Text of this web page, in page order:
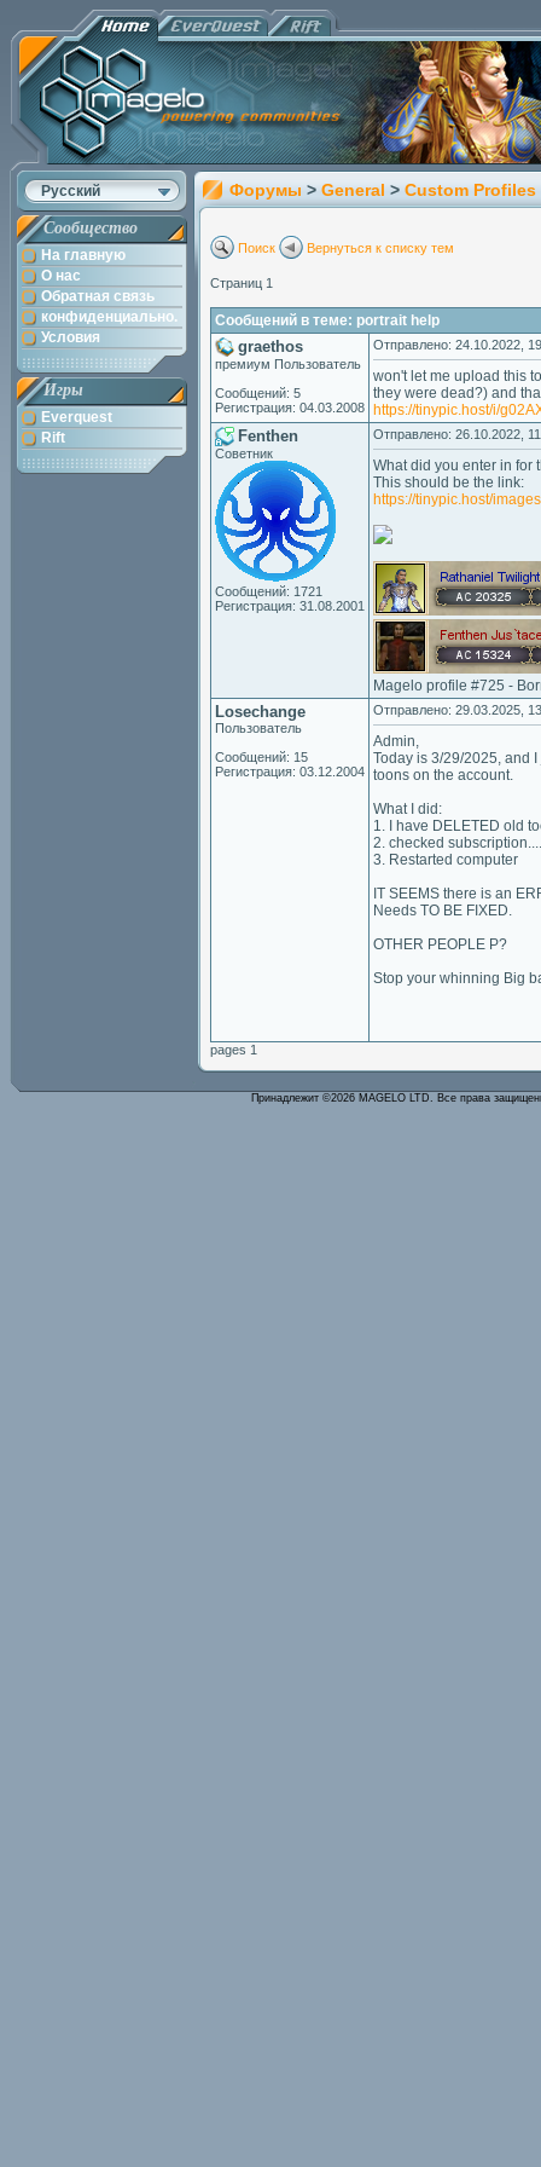
Русский
Сообщество
На главную
О нас
Обратная связь
конфиденциально.
Условия
Игры
Everquest
Rift
Форумы > General > Custom Profiles
Поиск Вернуться к списку тем
Страниц 1
Сообщений в теме: portrait help
graethos
премиум Пользователь
Сообщений: 5
Регистрация: 04.03.2008
Отправлено: 24.10.2022,
won't let me upload this
they were dead?) and
https://tinypic.host/i/
Fenthen
Советник
Сообщений: 1721
Регистрация: 31.08.2001
Отправлено: 26.10.2022,
What did you enter in for
This should be the link:
https://tinypic.host/
Magelo profile #725 -
Losechange
Пользователь
Сообщений: 15
Регистрация: 03.12.2004
Отправлено: 29.03.2025,
Admin,
Today is 3/29/2025, and
toons on the account.
What I did:
1. I have DELETED old
2. checked
3. Restarted computer
IT SEEMS there is an
Needs TO BE FIXED.
OTHER PEOPLE P?
Stop your whinning Big
pages 1
Принадлежит ©2026 MAGELO LTD. Все права